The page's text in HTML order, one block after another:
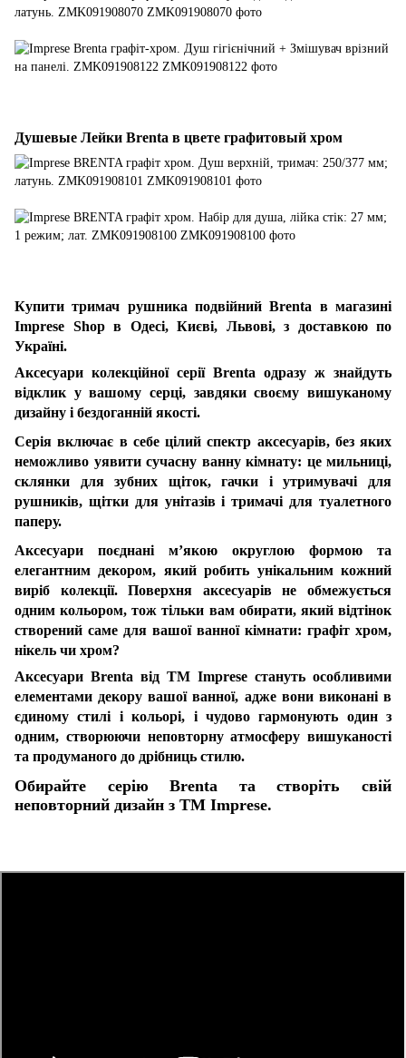
Душевые Лейки Brenta в цвете графитовый хром
Купити тримач рушника подвійний Brenta в магазині
Imprese Shop в Одесі, Києві, Львові, з доставкою по
Україні.
Аксесуари колекційної серії Brenta одразу ж знайдуть
відклик у вашому серці, завдяки своєму вишуканому
дизайну і бездоганній якості.
Серія включає в себе цілий спектр аксесуарів, без яких
неможливо уявити сучасну ванну кімнату: це мильниці,
склянки для зубних щіток, гачки і утримувачі для
рушників, щітки для унітазів і тримачі для туалетного
паперу.
Аксесуари поєднані м’якою округлою формою та
елегантним декором, який робить унікальним кожний
виріб колекції. Поверхня аксесуарів не обмежується
одним кольором, тож тільки вам обирати, який відтінок
створений саме для вашої ванної кімнати: графіт хром,
нікель чи хром?
Аксесуари Brenta від ТМ Imprese стануть особливими
елементами декору вашої ванної, адже вони виконані в
єдиному стилі і кольорі, і чудово гармонують один з
одним, створюючи неповторну атмосферу вишуканості
та продуманого до дрібниць стилю.
Обирайте серію Brenta та створіть свій
неповторний дизайн з ТМ Imprese.